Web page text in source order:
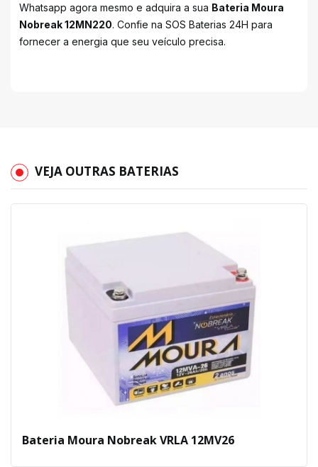
Whatsapp agora mesmo e adquira a sua Bateria Moura
Nobreak 12MN220. Confie na SOS Baterias 24H para
fornecer a energia que seu veículo precisa.
VEJA OUTRAS BATERIAS
Bateria Moura Nobreak VRLA 12MV26